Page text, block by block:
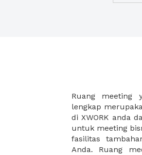
Ruang meeting
lengkap
di XWORK anda
untuk meeting
fasilitas
Anda. Ruang
meeting juga
kebutuhan dan
dapat Anda
strategis, harga
ataupun
meeting room di